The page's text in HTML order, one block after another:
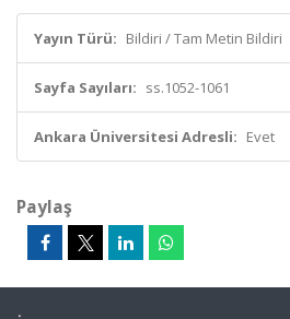
Yayın Türü: Bildiri / Tam Metin Bildiri
Sayfa Sayıları: ss.1052-1061
Ankara Üniversitesi Adresli: Evet
Paylaş